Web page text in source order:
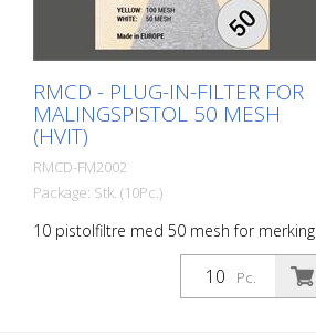
RMCD - PLUG-IN-FILTER FOR
MALINGSPISTOL 50 MESH
(HVIT)
RMCD-FM2002
Package: Stk. (10Pc.)
10 pistolfiltre med 50 mesh for merking
av PU-maling eller annen lavviskøs
merkemaling. - 10 pistolfiltre - 1 stk. fjær
(for et sikkert grep i pistolen) Laget i
Pc.